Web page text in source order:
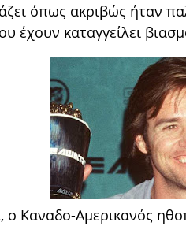
όπως ακριβώς ήταν
έχουν καταγγείλει
ο Καναδο-Αμερικανός